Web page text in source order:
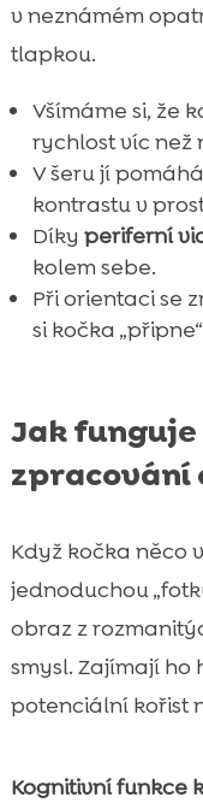
v neznámém
tlapkou.
Všímáme si, že
rychlost víc než
V šeru jí pomáhá
kontrastu v
Díky periferní
kolem sebe.
Při orientaci se
si kočka
Jak
zpracování
Když kočka něco
jednoduchou
obraz z
smysl. Zajímají
potenciální kořist
Kognitivní funkce